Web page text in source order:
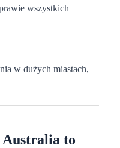
wszystkich
w dużych miastach,
Australia to